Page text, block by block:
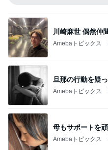
川崎麻世 偶然仲
Amebaトピックス
旦那の行動を疑
Amebaトピックス
母もサポートを
Amebaトピックス